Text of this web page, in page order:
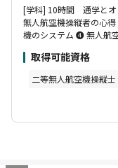
[学科] 10時間 通学とオ
無人航空機操縦者の心
機のシステム ❹ 無人航
の屋外練習場（専用施
画、リスク評価結果及
ド、バッテリーの確認
路の設定、自動飛行
態への対応 ❻ 安全に
録、報告 修了審査
取得可能資格
二等無人航空機操縦士